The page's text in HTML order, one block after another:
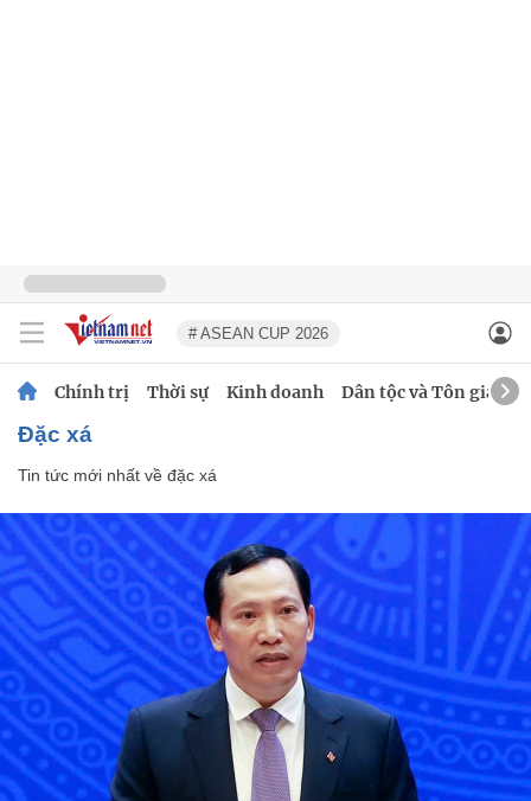
# ASEAN CUP 2026
Chính trị Thời sự Kinh doanh Dân tộc và Tôn giáo
đặc xá
Tin tức mới nhất về đặc xá